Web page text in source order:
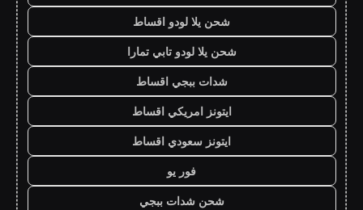
شحن يلا لودو اقساط
شحن يلا لودو تابي تمارا
شدات ببجي اقساط
ايتونز امريكي اقساط
ايتونز سعودي اقساط
فور يو
شحن شدات ببجي